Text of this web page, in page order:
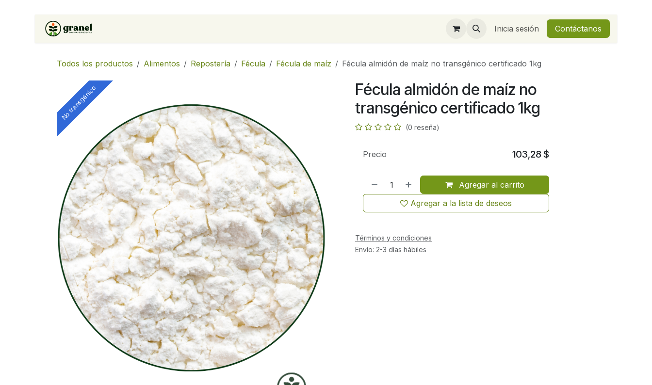
Ir al contenido
Inicia sesión Contáctanos
Todos los productos Alimentos Repostería Fécula Fécula de maíz Fécula almidón de maíz no transgénico certificado 1kg
No transgénico
Fécula almidón de maíz no
transgénico certificado 1kg
(0 reseña)
Agregar al carrito
Agregar a la lista de deseos
Precio 103,28$
Términos y condiciones
Envío: 2-3 días hábiles